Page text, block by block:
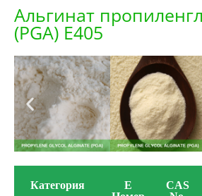
Альгинат
(PGA) E405
Категория
E
CAS